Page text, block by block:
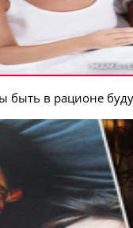
быть в рационе